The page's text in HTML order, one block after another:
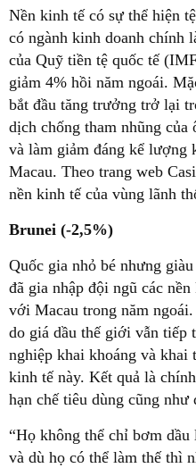
Nền kinh tế có sự thể hiện
có ngành kinh doanh chính
của Quỹ tiền tệ quốc tế
giảm 4% hồi năm ngoái.
bắt đầu tăng trưởng trở lại
dịch chống tham nhũng
và làm giảm đáng kể lượng
Macau. Theo trang web
nền kinh tế của vùng lãnh
Brunei (-2,5%)
Quốc gia nhỏ bé nhưng
đã gia nhập đội ngũ các
với Macau trong năm
do giá dầu thế giới vẫn tiếp
nghiệp khai khoáng và khai
kinh tế này. Kết quả là
hạn chế tiêu dùng cũng như
“Họ không thể chỉ bơm dầu
và dù họ có thể làm thế thì